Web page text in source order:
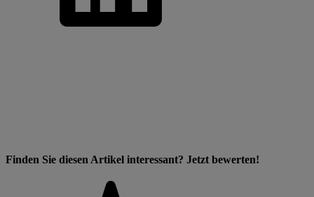
Finden Sie diesen Artikel interessant? Jetzt bewerten!